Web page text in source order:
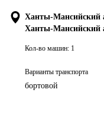
Ханты-Мансийский
Ханты-Мансийский
Кол-во машин: 1
Варианты транспорта
бортовой